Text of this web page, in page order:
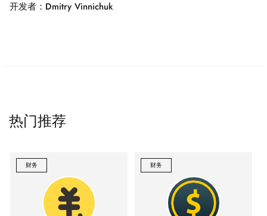
开发者：Dmitry Vinnichuk
热门推荐
财务 财务